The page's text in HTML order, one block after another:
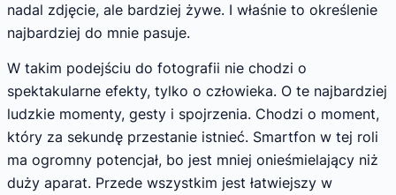
nadal zdjęcie, ale bardziej żywe. I właśnie to określenie
najbardziej do mnie pasuje.
W takim podejściu do fotografii nie chodzi o
spektakularne efekty, tylko o człowieka. O te najbardziej
ludzkie momenty, gesty i spojrzenia. Chodzi o moment,
który za sekundę przestanie istnieć. Smartfon w tej roli
ma ogromny potencjał, bo jest mniej onieśmielający niż
duży aparat. Przede wszystkim jest łatwiejszy w